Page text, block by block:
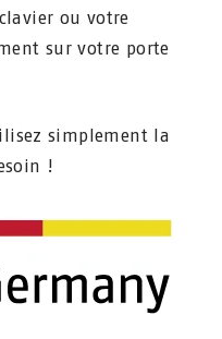
ou votre
sur votre porte
simplement la
!